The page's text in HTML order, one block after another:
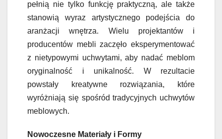
pełnią nie tylko funkcję praktyczną, ale także
stanowią wyraz artystycznego podejścia do
aranżacji wnętrza. Wielu projektantów i
producentów mebli zaczęło eksperymentować
z nietypowymi uchwytami, aby nadać meblom
oryginalność i unikalność. W rezultacie
powstały kreatywne rozwiązania, które
wyróżniają się spośród tradycyjnych uchwytów
meblowych.
Nowoczesne Materiały i Formy